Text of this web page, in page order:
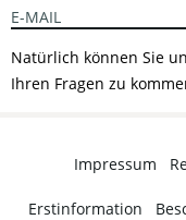
E-MAIL
Natürlich können Sie
Ihren Fragen zu
Impressum
Erstinformation